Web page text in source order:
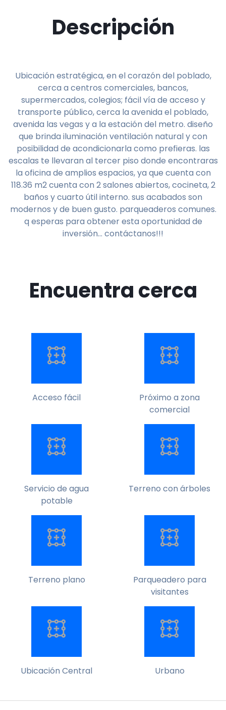
Descripción
Ubicación estratégica, en el corazón del poblado,
cerca a centros comerciales, bancos,
supermercados, colegios; fácil vía de acceso y
transporte público, cerca la avenida el poblado,
avenida las vegas y a la estación del metro. diseño
que brinda iluminación ventilación natural y con
posibilidad de acondicionarla como prefieras. las
escalas te llevaran al tercer piso donde encontraras
la oficina de amplios espacios, ya que cuenta con
118.36 m2 cuenta con 2 salones abiertos, cocineta, 2
baños y cuarto útil interno. sus acabados son
modernos y de buen gusto. parqueaderos comunes.
q esperas para obtener esta oportunidad de
inversión… contáctanos!!!
Encuentra cerca
Acceso fácil
Próximo a zona
comercial
Servicio de agua
potable
Terreno con árboles
Terreno plano
Parqueadero para
visitantes
Ubicación Central Urbano